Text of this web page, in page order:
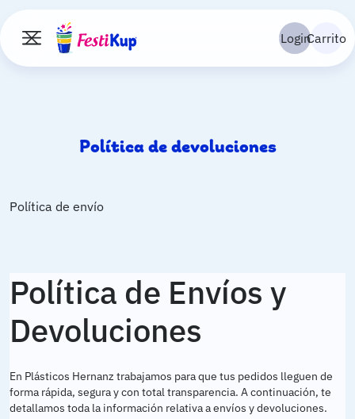
Toggle navigation LoginCarrito
Política de devoluciones
Política de envío
Política de Envíos y
Devoluciones
En Plásticos Hernanz trabajamos para que tus pedidos lleguen de
forma rápida, segura y con total transparencia. A continuación, te
detallamos toda la información relativa a envíos y devoluciones.